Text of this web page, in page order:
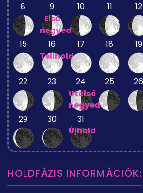
8
9
Első
negyed
10 11 12
15
16
Telihold
17 18 19
22 23
24
Utolsó
negyed
25 26
29 30
31
Újhold
HOLDFÁZIS INFORMÁCIÓK: